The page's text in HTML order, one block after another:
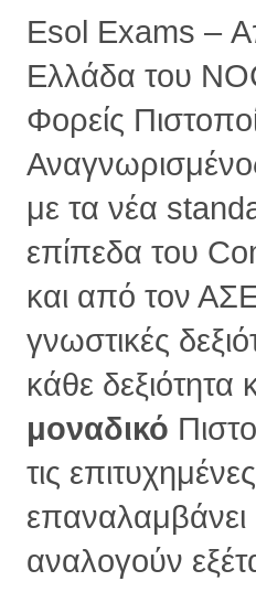
Esol Exams –
Ελλάδα του
Φορείς
με τα νέα
επίπεδα του
και από τον
γνωστικές
κάθε δεξιότητα
μοναδικό
τις
επαναλαμβάνει
αναλογούν